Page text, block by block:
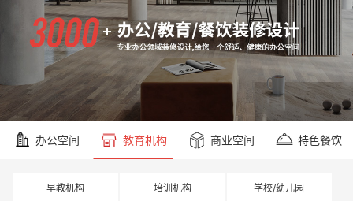
办公空间 教育机构 商业空间 特色餐饮
早教机构 培训机构 学校/幼儿园